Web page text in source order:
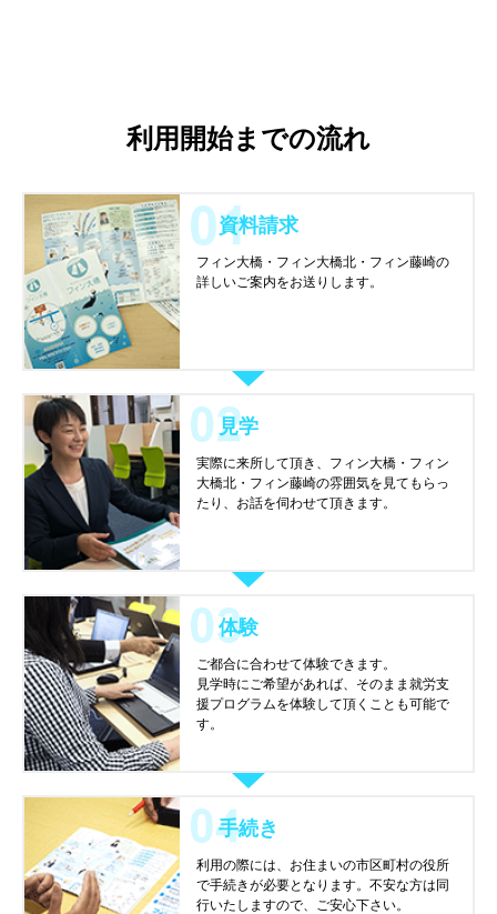
利用開始までの流れ
資料請求
フィン大橋・フィン大橋北・フィン藤崎の
詳しいご案内をお送りします。
見学
実際に来所して頂き、フィン大橋・フィン
大橋北・フィン藤崎の雰囲気を見てもらっ
たり、お話を伺わせて頂きます。
体験
ご都合に合わせて体験できます。
見学時にご希望があれば、そのまま就労支
援プログラムを体験して頂くことも可能で
す。
手続き
利用の際には、お住まいの市区町村の役所
で手続きが必要となります。不安な方は同
行いたしますので、ご安心下さい。